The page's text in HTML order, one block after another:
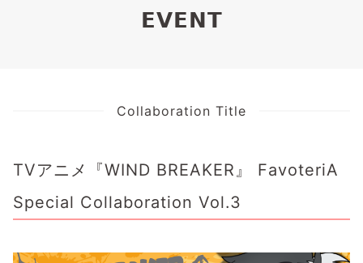
𝗘𝗩𝗘𝗡𝗧
Collaboration Title
TVアニメ『WIND BREAKER』 FavoteriA
Special Collaboration Vol.3